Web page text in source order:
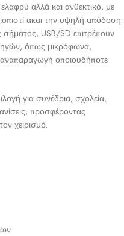
αλλά και ανθεκτικό, με
ακαι την υψηλή απόδοση.
USB/SD επιτρέπουν
όπως μικρόφωνα,
αναπαραγωγή οποιουδήποτε
για συνέδρια, σχολεία,
προσφέροντας
χειρισμό.